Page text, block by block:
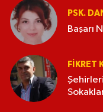
PSK.
Başarı
FIKRET